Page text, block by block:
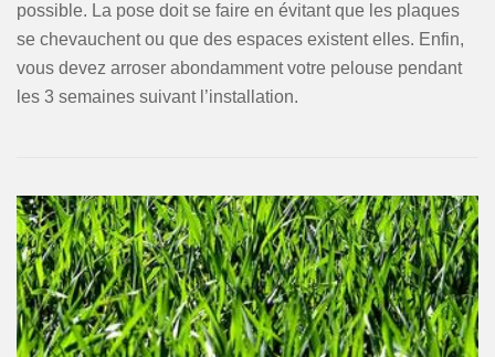
possible. La pose doit se faire en évitant que les plaques
se chevauchent ou que des espaces existent elles. Enfin,
vous devez arroser abondamment votre pelouse pendant
les 3 semaines suivant l’installation.